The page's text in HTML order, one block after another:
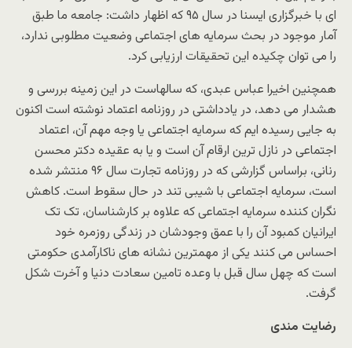
اى با خبرگزارى ایسنا در سال ٩۵ که اظهار داشت: جامعه ما طبق
آمار موجود در بحث سرمایه ‌های اجتماعی وضعیت مطلوبی ندارد،
را مى توان چکیده این تحقیقات ارزیابى کرد.
همچنین اخیرا عباس عبدى، که سالهاست در این زمینه بررسى و
هشدار مى دهد، در یادداشتى در روزنامه اعتماد نوشته است اکنون
به جایی رسیده‌ ایم که سرمایه اجتماعی یا وجه مهم آن، اعتماد
اجتماعی در نازل‌ ترین ارقام آن است و یا به عقیده دکتر محسن
رنانی، براساس گزارشى که در روزنامه تجارت سال ٩۶ منتشر شده
است، سرمایه اجتماعی با شیبی تند در حال سقوط است. کاهش
نگران کننده سرمایه اجتماعى که علاوه بر کارشناسان، تک تک
ایرانیان کمبود آن را با عمق وجودشان در زندگى روزمره خود
احساس مى کنند یکى از مهمترین نشانه هاى ناکارآمدى حکومتى
است که چهل سال قبل با وعده تامین سعادت دنیا و آخرت شکل
گرفت.
رضایت مندی